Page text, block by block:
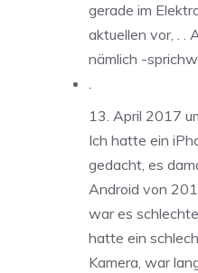
gerade im
aktuellen vor, . .
nämlich -
.
13. April 2017
Ich hatte ein
gedacht, es
Android von
war es
hatte ein
Kamera, war